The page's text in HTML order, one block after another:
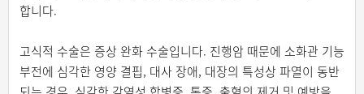
합니다.
고식적 수술은 증상 완화 수술입니다. 진행암 때문에 소화관 기능
부전에 심각한 영양 결핍, 대사 장애, 대장의 특성상 파열이 동반